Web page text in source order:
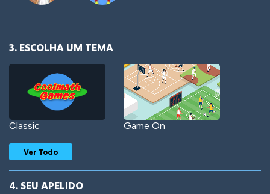
3. ESCOLHA UM TEMA
Classic Game On
Ver Todo
4. SEU APELIDO